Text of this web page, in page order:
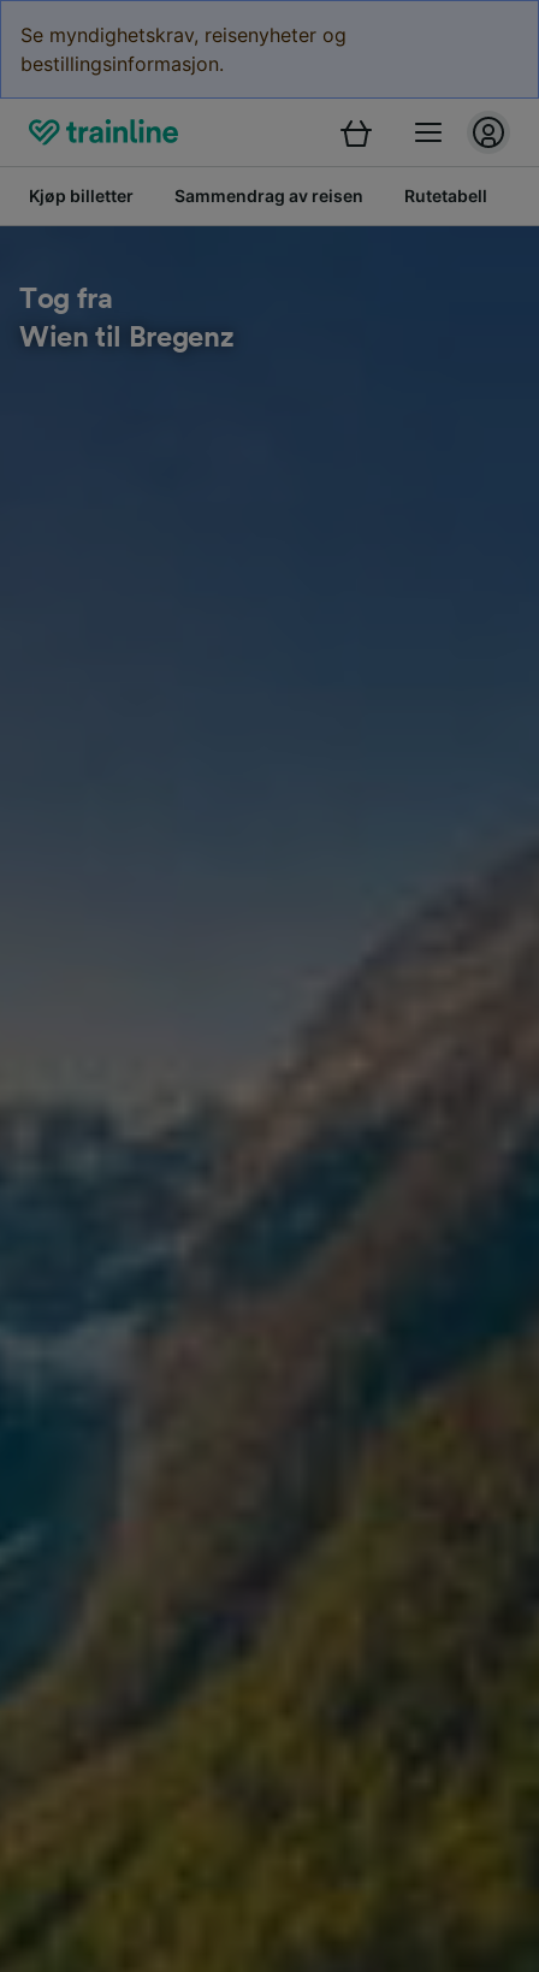
Se myndighetskrav, reisenyheter og
bestillingsinformasjon.
Kjøp billetter Sammendrag av reisen Rutetabell
Tog fra
Wien til Bregenz